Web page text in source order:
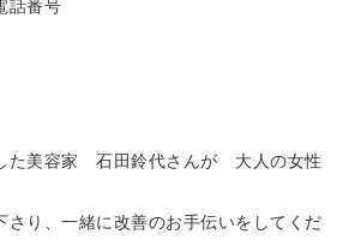
話番号
た美容家 石田鈴代さんが 大人の女性
さり、一緒に改善のお手伝いをしてくだ